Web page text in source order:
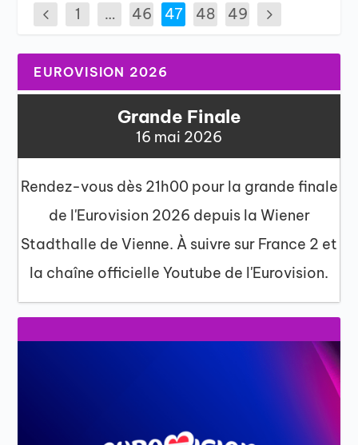
1 … 46 47 48 49
EUROVISION 2026
Grande Finale
16 mai 2026
Rendez-vous dès 21h00 pour la grande finale
de l'Eurovision 2026 depuis la Wiener
Stadthalle de Vienne. À suivre sur France 2 et
la chaîne officielle Youtube de l'Eurovision.